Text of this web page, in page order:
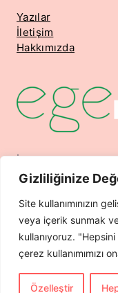
Gizliliğinize
Site kullanımınızın
veya içerik sunmak
kullanıyoruz.
çerez kullanımımızı
Özelleştir
Yazılar
İletişim
Hakkımızda
İsmetpaşa
Kat 3 Daire 5 Dikili
Mail: